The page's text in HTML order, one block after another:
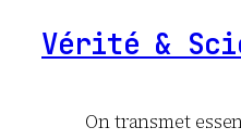
Vérité &
On transmet